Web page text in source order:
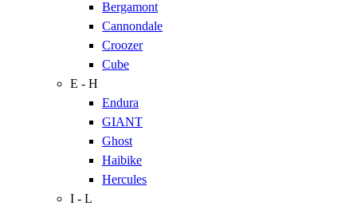
Bergamont
Cannondale
Croozer
Cube
E - H
Endura
GIANT
Ghost
Haibike
Hercules
I - L